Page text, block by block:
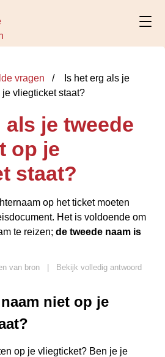
vragen
Is het erg als je
vliegticket staat?
als je tweede
op je
staat?
op het ticket moeten
Het is voldoende om
te reizen; de tweede naam is
van bron
Bekijk volledig antwoord
niet op je
op je vliegticket? Ben je je